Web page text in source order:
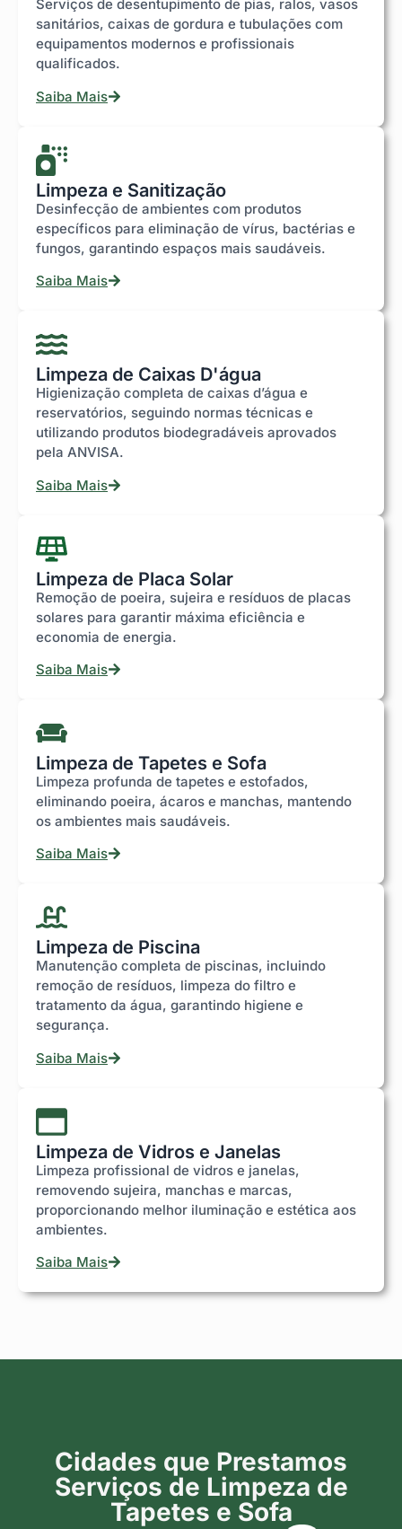
Serviços de desentupimento de pias, ralos, vasos
sanitários, caixas de gordura e tubulações com
equipamentos modernos e profissionais
qualificados.
Saiba Mais
Limpeza e Sanitização
Desinfecção de ambientes com produtos
específicos para eliminação de vírus, bactérias e
fungos, garantindo espaços mais saudáveis.
Saiba Mais
Limpeza de Caixas D'água
Higienização completa de caixas d’água e
reservatórios, seguindo normas técnicas e
utilizando produtos biodegradáveis aprovados
pela ANVISA.
Saiba Mais
Limpeza de Placa Solar
Remoção de poeira, sujeira e resíduos de placas
solares para garantir máxima eficiência e
economia de energia.
Saiba Mais
Limpeza de Tapetes e Sofa
Limpeza profunda de tapetes e estofados,
eliminando poeira, ácaros e manchas, mantendo
os ambientes mais saudáveis.
Saiba Mais
Limpeza de Piscina
Manutenção completa de piscinas, incluindo
remoção de resíduos, limpeza do filtro e
tratamento da água, garantindo higiene e
segurança.
Saiba Mais
Limpeza de Vidros e Janelas
Limpeza profissional de vidros e janelas,
removendo sujeira, manchas e marcas,
proporcionando melhor iluminação e estética aos
ambientes.
Saiba Mais
Cidades que Prestamos
Serviços de Limpeza de
Tapetes e Sofa